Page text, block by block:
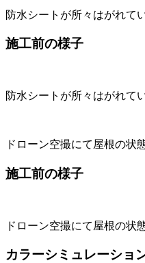
防水シートが所々はがれて
施工前の様子
防水シートが所々はがれて
ドローン空撮にて屋根の状
施工前の様子
ドローン空撮にて屋根の状
カラーシミュレーショ